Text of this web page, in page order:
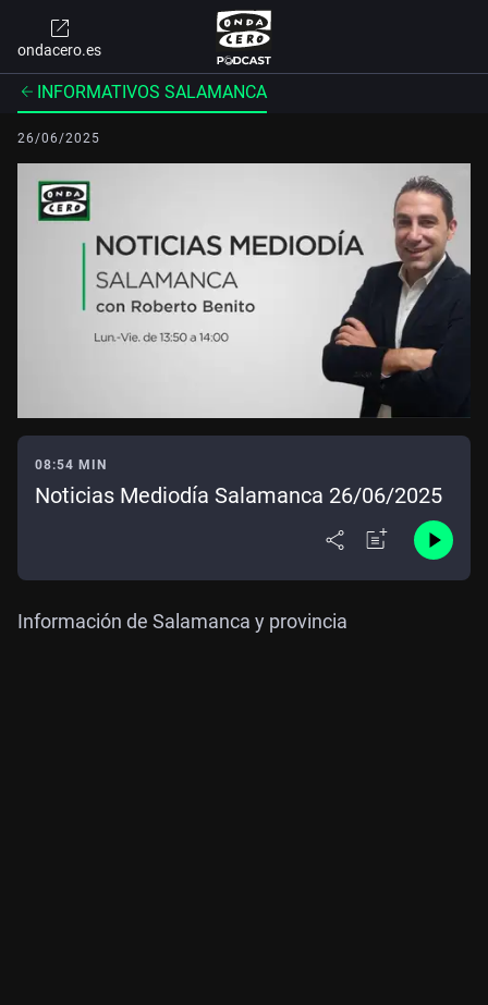
ondacero.es
INFORMATIVOS SALAMANCA
26/06/2025
08:54 MIN
Noticias Mediodía Salamanca 26/06/2025
Información de Salamanca y provincia